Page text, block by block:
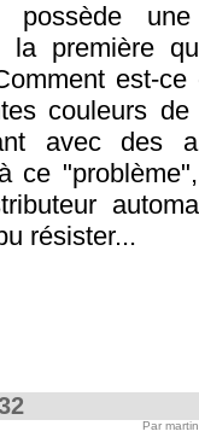
possède
la première
est-
couleurs
avec des
ce
résister...
Par